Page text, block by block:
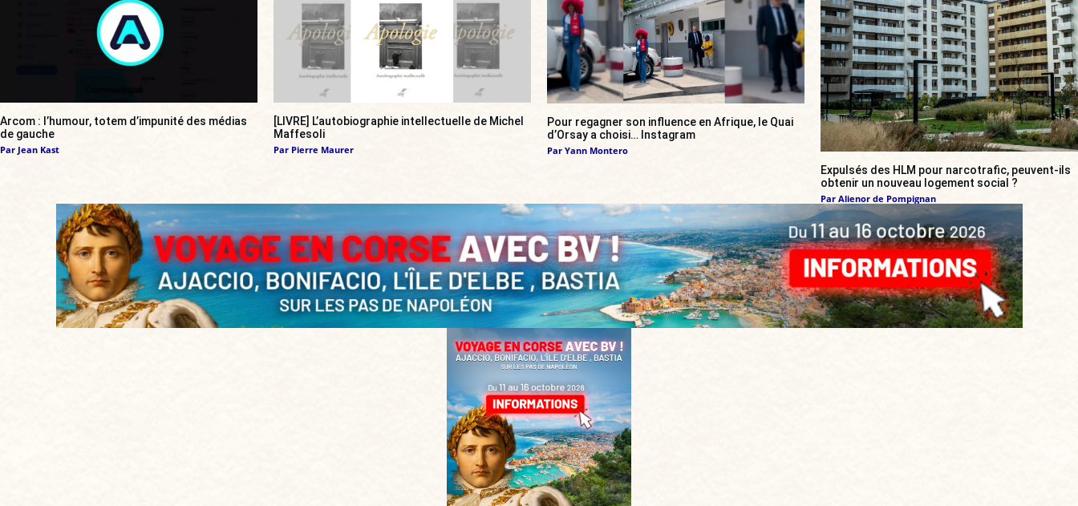
Arcom : l’humour, totem d’impunité des médias
de gauche
Par Jean Kast
[LIVRE] L’autobiographie intellectuelle de Michel
Maffesoli
Par Pierre Maurer
Pour regagner son influence en Afrique, le Quai
d’Orsay a choisi… Instagram
Par Yann Montero
Expulsés des HLM pour narcotrafic, peuvent-ils
obtenir un nouveau logement social ?
Par Alienor de Pompignan